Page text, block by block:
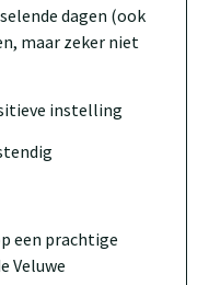
dagen (ook
maar zeker niet
instelling
een prachtige
Veluwe